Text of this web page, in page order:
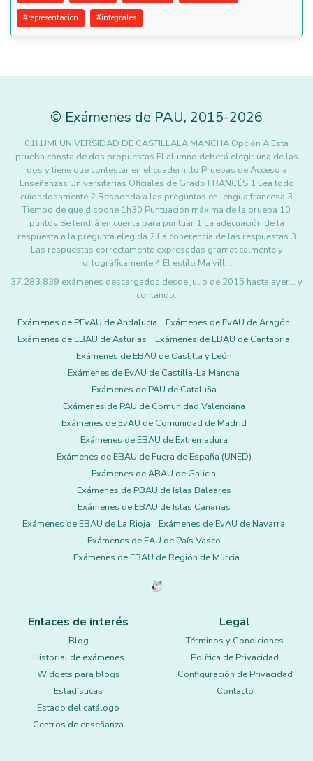
#representacion #integrales
© Exámenes de PAU, 2015-2026
01l1JMl UNIVERSIDAD DE CASTILLALA MANCHA Opción A Esta
prueba consta de dos propuestas El alumno deberá elegir una de las
dos y tiene que contestar en el cuadernillo Pruebas de Acceso a
Enseñanzas Universitarias Oficiales de Grado FRANCÉS 1 Lea todo
cuidadosamente 2 Responda a las preguntas en lengua francesa 3
Tiempo de que dispone 1h30 Puntuación máxima de la prueba 10
puntos Se tendrá en cuenta para puntuar 1 La adecuación de la
respuesta a la pregunta elegida 2 La coherencia de las respuestas 3
Las respuestas correctamente expresadas gramaticalmente y
ortográficamente 4 El estilo Ma vill…
37.283.839 exámenes descargados desde julio de 2015 hasta ayer... y
contando.
Exámenes de PEvAU de Andalucía
Exámenes de EvAU de Aragón
Exámenes de EBAU de Asturias
Exámenes de EBAU de Cantabria
Exámenes de EBAU de Castilla y León
Exámenes de EvAU de Castilla-La Mancha
Exámenes de PAU de Cataluña
Exámenes de PAU de Comunidad Valenciana
Exámenes de EvAU de Comunidad de Madrid
Exámenes de EBAU de Extremadura
Exámenes de EBAU de Fuera de España (UNED)
Exámenes de ABAU de Galicia
Exámenes de PBAU de Islas Baleares
Exámenes de EBAU de Islas Canarias
Exámenes de EBAU de La Rioja
Exámenes de EvAU de Navarra
Exámenes de EAU de País Vasco
Exámenes de EBAU de Región de Murcia
Enlaces de interés
Blog
Historial de exámenes
Widgets para blogs
Estadísticas
Estado del catálogo
Centros de enseñanza
Legal
Términos y Condiciones
Política de Privacidad
Configuración de Privacidad
Contacto